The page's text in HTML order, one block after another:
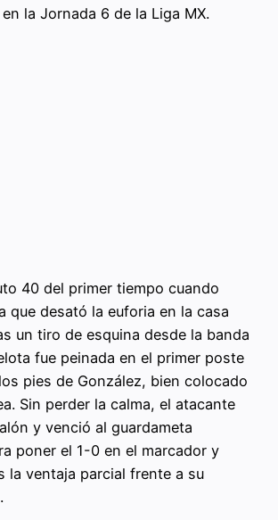
la Jornada 6 de la Liga MX.
40 del primer tiempo cuando
que desató la euforia en la casa
un tiro de esquina desde la banda
fue peinada en el primer poste
pies de González, bien colocado
Sin perder la calma, el atacante
y venció al guardameta
poner el 1-0 en el marcador y
la ventaja parcial frente a su